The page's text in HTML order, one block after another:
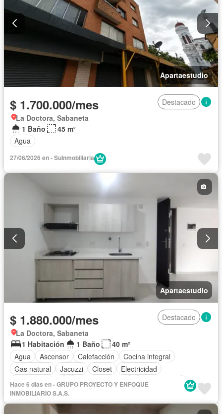
Apartaestudio
$ 1.700.000/mes
Destacado
La Doctora, Sabaneta
1 Baño
45 m²
Agua
27/06/2026 en - SuInmobiliaria
Apartaestudio
$ 1.880.000/mes
Destacado
La Doctora, Sabaneta
1 Habitación
1 Baño
40 m²
Agua
Ascensor Calefacción
Cocina integral
Gas natural
Jacuzzi Closet
Electricidad
Sala polivalente
Permite mascotas Permite niños
Hace 6 días en - GRUPO PROYECTO Y ENFOQUE
INMOBILIARIO S.A.S.